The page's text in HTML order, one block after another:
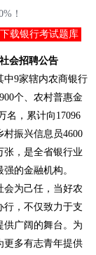
！
下载银行考试题库
会招聘公告
9家辖内农商银行
个、农村普惠金
名，累计向17096
振兴信息员4600
张，是全省银行业
的金融机构。
为己任，当好农
行，不仅致力于支
供广阔的舞台。为
更多有志青年提供